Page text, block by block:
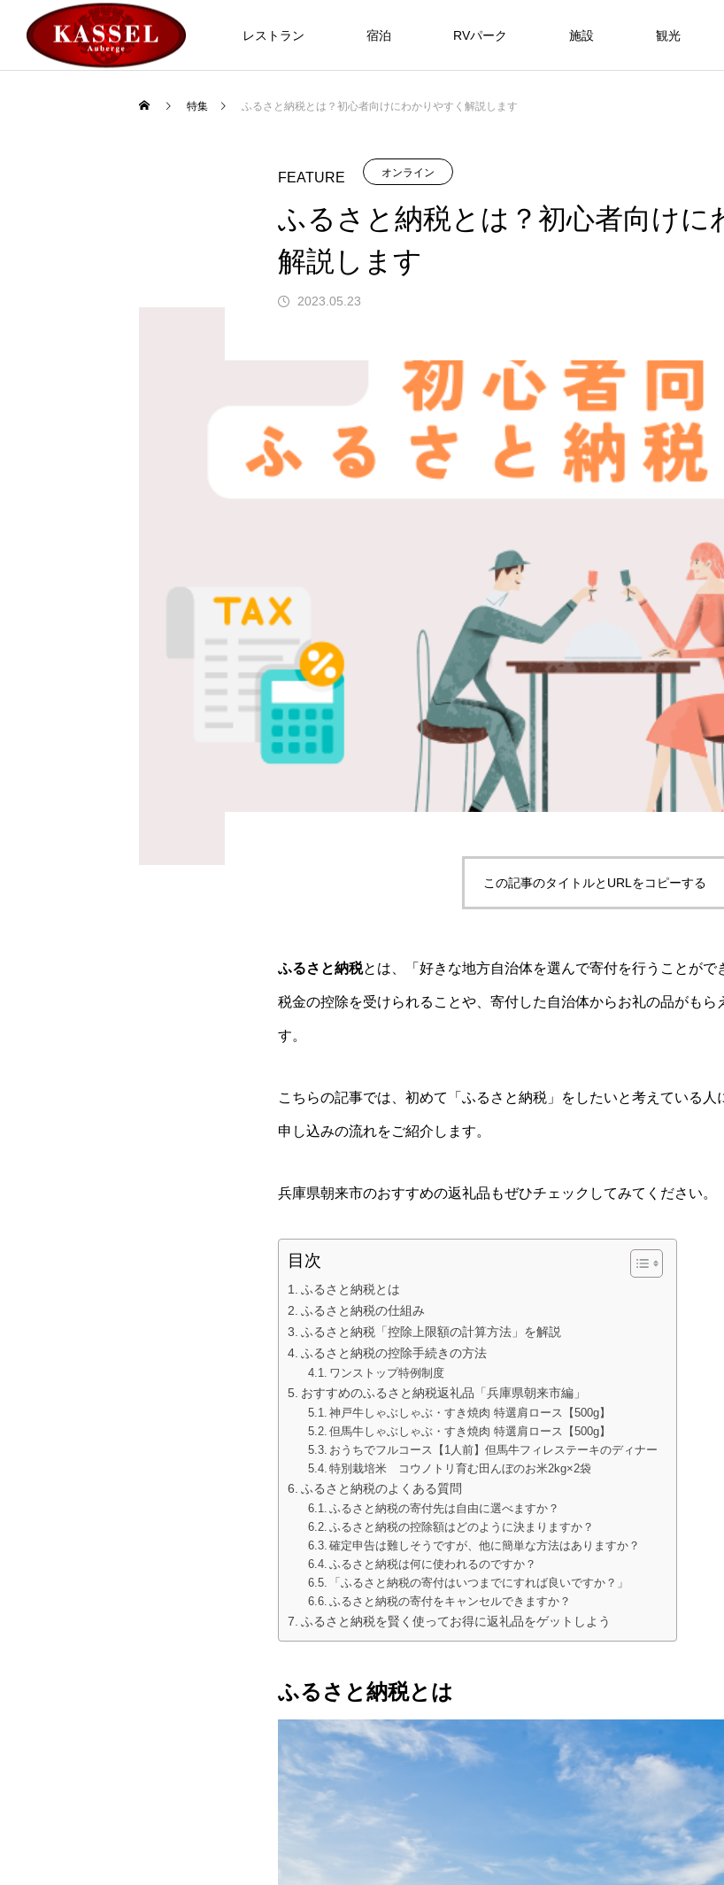
ABOUT レストラン 宿泊 RVパーク 施設 観光
特集 ふるさと納税とは？初心者向けにわかりやすく解説します
FEATURE オンライン
ふるさと納税とは？初心者向けに
解説します
2023.05.23
この記事のタイトルとURLをコピーする
ふるさと納税とは、「好きな地方自治体を選んで寄付を行うことがで
税金の控除を受けられることや、寄付した自治体からお礼の品がもら
す。
こちらの記事では、初めて「ふるさと納税」をしたいと考えている人
申し込みの流れをご紹介します。
兵庫県朝来市のおすすめの返礼品もぜひチェックしてみてください。
目次
ふるさと納税とは
ふるさと納税の仕組み
ふるさと納税「控除上限額の計算方法」を解説
ふるさと納税の控除手続きの方法
ワンストップ特例制度
おすすめのふるさと納税返礼品「兵庫県朝来市編」
神戸牛しゃぶしゃぶ・すき焼肉 特選肩ロース【500g】
但馬牛しゃぶしゃぶ・すき焼肉 特選肩ロース【500g】
おうちでフルコース【1人前】但馬牛フィレステーキのディナー
特別栽培米 コウノトリ育む田んぼのお米2kg×2袋
ふるさと納税のよくある質問
ふるさと納税の寄付先は自由に選べますか？
ふるさと納税の控除額はどのように決まりますか？
確定申告は難しそうですが、他に簡単な方法はありますか？
ふるさと納税は何に使われるのですか？
「ふるさと納税の寄付はいつまでにすれば良いですか？」
ふるさと納税の寄付をキャンセルできますか？
ふるさと納税を賢く使ってお得に返礼品をゲットしよう
ふるさと納税とは